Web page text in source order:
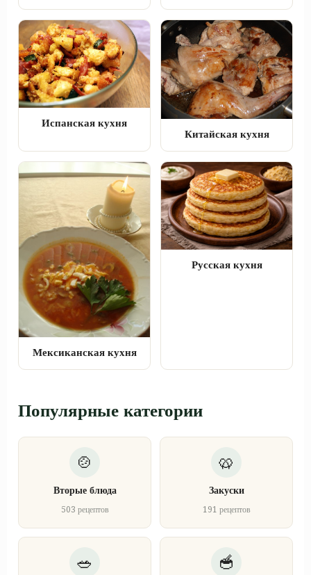
Испанская кухня
Китайская кухня
Мексиканская кухня
Русская кухня
Популярные категории
Вторые блюда
503 рецептов
Закуски
191 рецептов